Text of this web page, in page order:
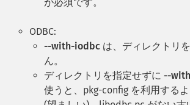
ODBC:
--with-iodbc は、ディレクトリ
ん。
ディレクトリを指定せずに --
使うと、pkg-config を利用する